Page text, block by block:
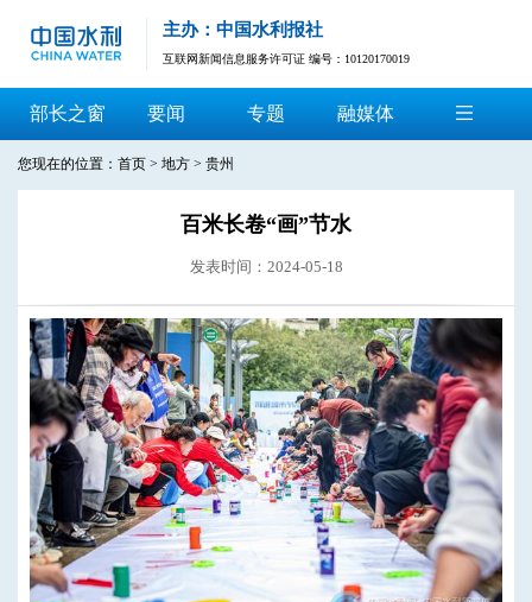
主办：中国水利报社
互联网新闻信息服务许可证 编号：10120170019
部长之窗 要闻 专题 融媒体
您现在的位置： 首页 > 地方 > 贵州
百米长卷“画”节水
发表时间：2024-05-18